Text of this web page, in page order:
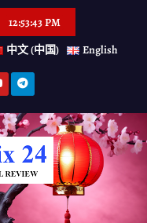
12:53:44 PM
中文 (中国) English